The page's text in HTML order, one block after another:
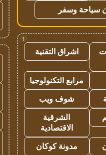
سياحة وسفر
!
اشراق التقنية
مرابع التكنولوجيا
شوف ويب
الشرقية
الاقتصادية
مدونة كوكان